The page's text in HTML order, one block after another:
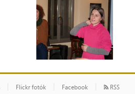
Flickr fotók Facebook RSS